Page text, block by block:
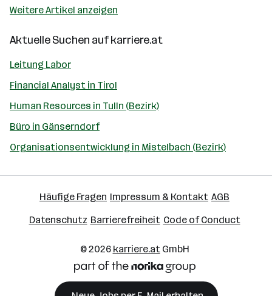
Weitere Artikel anzeigen
Aktuelle Suchen aufkarriere.at
Leitung Labor
Financial Analyst in Tirol
Human Resources in Tulln (Bezirk)
Büro in Gänserndorf
Organisationsentwicklung in Mistelbach (Bezirk)
Häufige Fragen Impressum & Kontakt AGB
Datenschutz Barrierefreiheit Code of Conduct
© 2026 karriere.atGmbH